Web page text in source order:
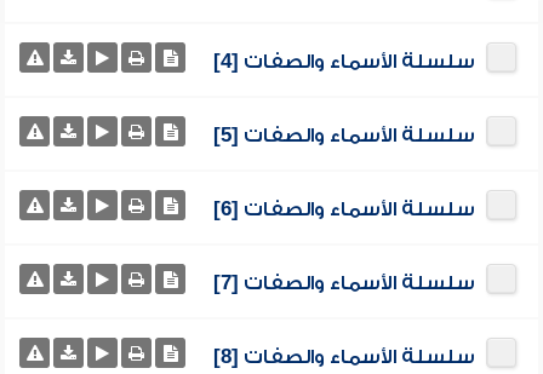
سلسلة الأسماء والصفات [4]
سلسلة الأسماء والصفات [5]
سلسلة الأسماء والصفات [6]
سلسلة الأسماء والصفات [7]
سلسلة الأسماء والصفات [8]